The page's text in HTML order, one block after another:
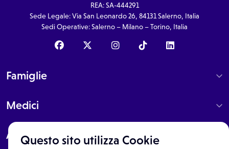
Questo sito utilizza Cookie
REA: SA-444291
Sede Legale: Via San Leonardo 26, 84131 Salerno, Italia
Sedi Operative: Salerno – Milano – Torino, Italia
Famiglie
Medici
About